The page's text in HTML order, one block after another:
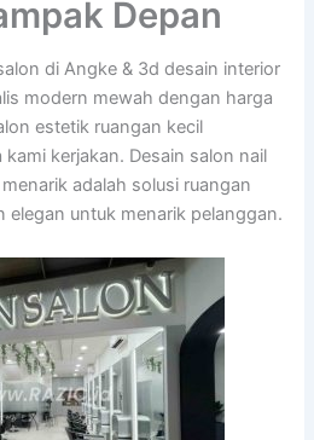
Depan
di Angke & 3d desain interior
modern mewah dengan harga
estetik ruangan kecil
kerjakan. Desain salon nail
adalah solusi ruangan
elegan untuk menarik pelanggan.